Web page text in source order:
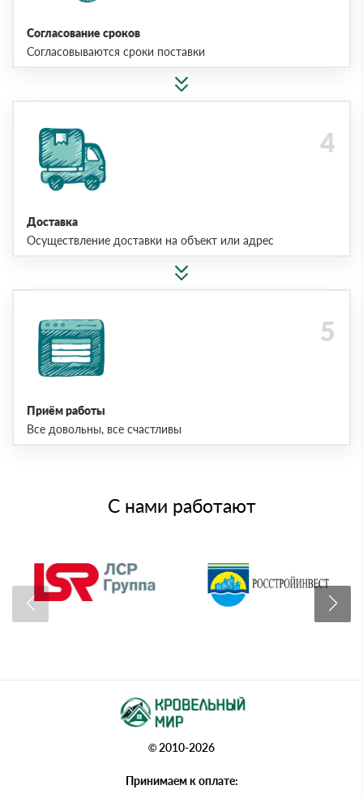
Согласование сроков
Согласовываются сроки поставки
Доставка
Осуществление доставки на объект или адрес
Приём работы
Все довольны, все счастливы
С нами работают
© 2010-2026
Принимаем к оплате: